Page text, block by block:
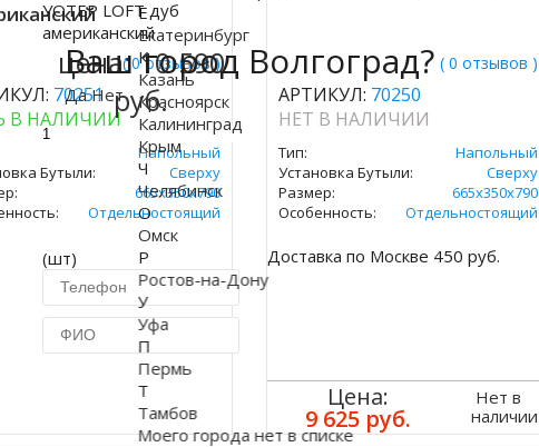
( 0 отзывов )
70251
В НАЛИЧИИ
Напольный
Бутыли:
Сверху
665х350х790
Отдельностоящий
УОТЕР LOFT дуб
американский
цена:10 590
руб.
(шт)
Купить в 1 клик
( 0 отзывов )
АРТИКУЛ: 70250
НЕТ В НАЛИЧИИ
Тип:
Напольный
Установка Бутыли:
Сверху
Размер:
665х350х790
Особенность:
Отдельностоящий
Доставка по Москве 450 руб.
Цена:
9 625 руб.
Нет в
наличии
Ваш город Волгоград?
Да Нет
Е
Екатеринбург
К
Казань
Красноярск
Калининград
Крым
Ч
Челябинск
О
Омск
Р
Ростов-на-Дону
У
Уфа
П
Пермь
Т
Тамбов
Моего города нет в списке